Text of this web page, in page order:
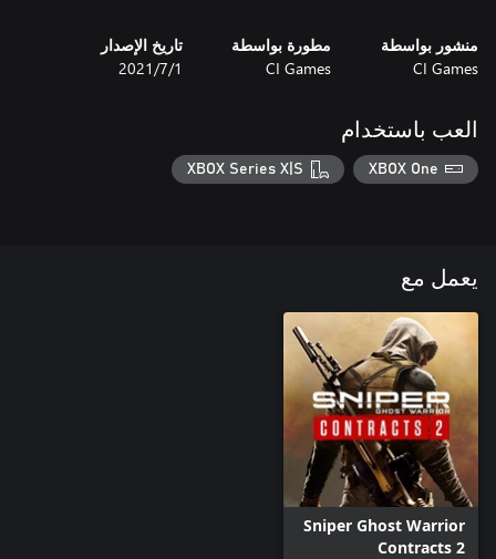
منشور بواسطة
CI Games
مطورة بواسطة
CI Games
تاريخ الإصدار
1‏/7‏/2021
العب باستخدام
XBOX One
XBOX Series X|S
يعمل مع
Sniper Ghost Warrior
Contracts 2